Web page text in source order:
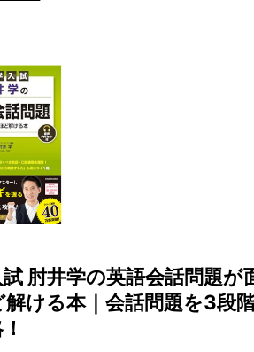
肘井学の英語会話問題が
解ける本｜会話問題を3段